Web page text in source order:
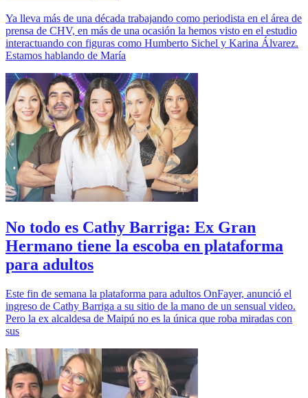
Ya lleva más de una década trabajando como periodista en el área de
prensa de CHV, en más de una ocasión la hemos visto en el estudio
interactuando con figuras como Humberto Sichel y Karina Álvarez.
Estamos hablando de María
No todo es Cathy Barriga: Ex Gran
Hermano tiene la escoba en plataforma
para adultos
Este fin de semana la plataforma para adultos OnFayer, anunció el
ingreso de Cathy Barriga a su sitio de la mano de un sensual video.
Pero la ex alcaldesa de Maipú no es la única que roba miradas con
sus